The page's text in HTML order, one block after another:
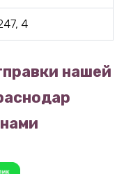
4
нашей